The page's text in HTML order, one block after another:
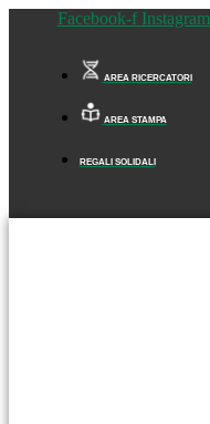
Facebook-f Instagram
AREA RICERCATORI
AREA STAMPA
REGALI SOLIDALI